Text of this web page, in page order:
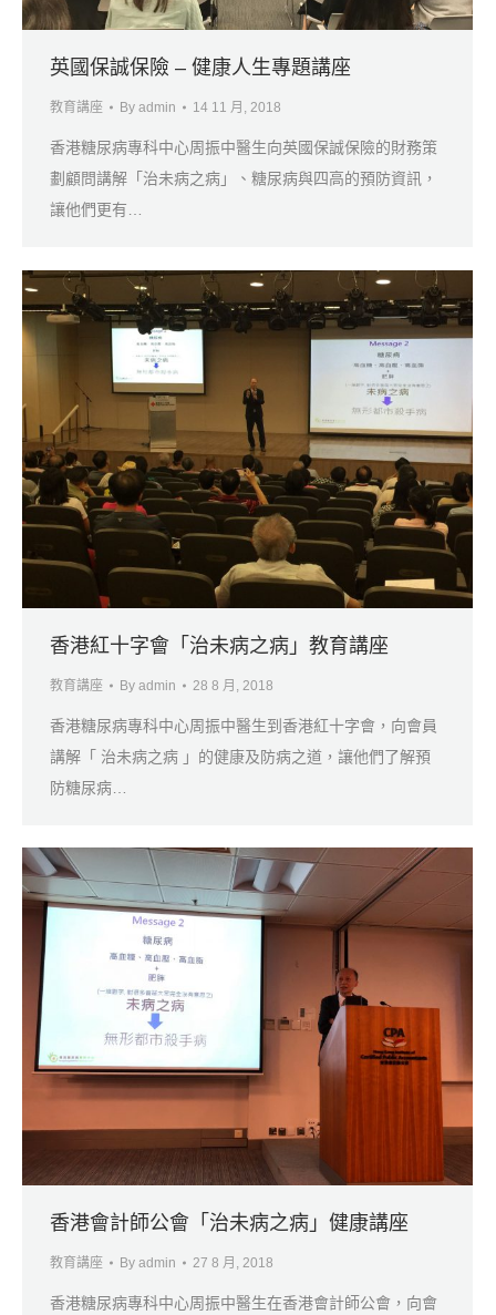
英國保誠保險 – 健康人生專題講座
教育講座 By admin 14 11 月, 2018
香港糖尿病專科中心周振中醫生向英國保誠保險的財務策
劃顧問講解「治未病之病」、糖尿病與四高的預防資訊，
讓他們更有…
香港紅十字會「治未病之病」教育講座
教育講座 By admin 28 8 月, 2018
香港糖尿病專科中心周振中醫生到香港紅十字會，向會員
講解「 治未病之病 」的健康及防病之道，讓他們了解預
防糖尿病…
香港會計師公會「治未病之病」健康講座
教育講座 By admin 27 8 月, 2018
香港糖尿病專科中心周振中醫生在香港會計師公會，向會